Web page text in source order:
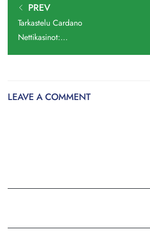
PREV
Tarkastelu Cardano
Nettikasinot:
LEAVE A COMMENT